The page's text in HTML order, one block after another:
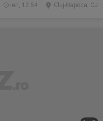
Cluj-Napoca, CJ
ieri, 12:54